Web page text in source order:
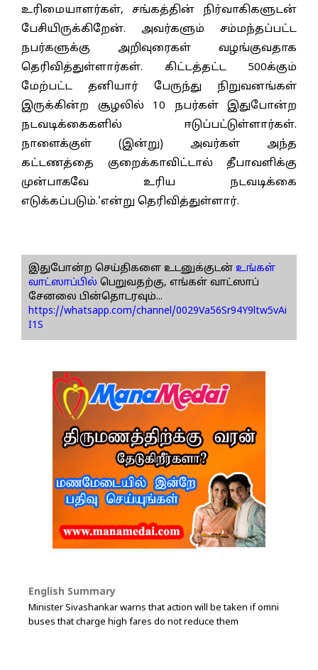
உரிமையாளர்கள், சங்கத்தின் நிர்வாகிகளுடன்
பேசியிருக்கிறேன். அவர்களும் சம்மந்தப்பட்ட
நபர்களுக்கு அறிவுரைகள் வழங்குவதாக
தெரிவித்துள்ளார்கள். கிட்டத்தட்ட 500க்கும்
மேற்பட்ட தனியார் பேருந்து நிறுவனங்கள்
இருக்கின்ற சூழலில் 10 நபர்கள் இதுபோன்ற
நடவடிக்கைகளில் ஈடுப்பட்டுள்ளார்கள்.
நாளைக்குள் (இன்று) அவர்கள் அந்த
கட்டணத்தை குறைக்காவிட்டால் தீபாவளிக்கு
முன்பாகவே உரிய நடவடிக்கை
எடுக்கப்படும்.'என்று தெரிவித்துள்ளார்.
இதுபோன்ற செய்திகளை உடனுக்குடன் உங்கள்
வாட்ஸாப்பில் பெறுவதற்கு, எங்கள் வாட்ஸாப்
சேனலை பின்தொடரவும்...
https://whatsapp.com/channel/0029Va56Sr94Y9ltw5vAi
I1S
English Summary
Minister Sivashankar warns that action will be taken if omni
buses that charge high fares do not reduce them